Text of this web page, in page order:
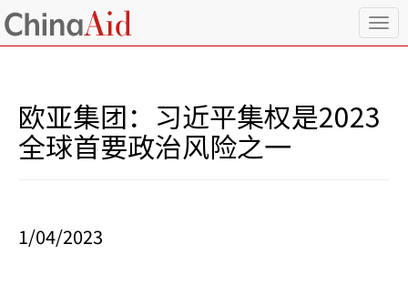
T
o
e
欧亚集团：习近平集权是2023
全球首要政治风险之一
1/04/2023